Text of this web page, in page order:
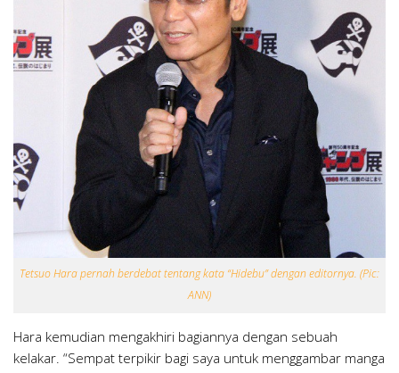
Tetsuo Hara pernah berdebat tentang kata “Hidebu” dengan editornya. (Pic:
ANN)
Hara kemudian mengakhiri bagiannya dengan sebuah
kelakar. “Sempat terpikir bagi saya untuk menggambar manga